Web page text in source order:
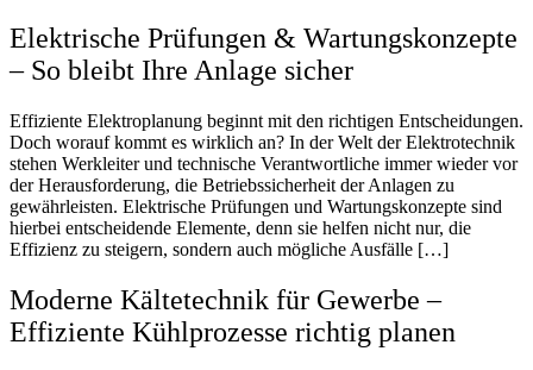
Elektrische Prüfungen & Wartungskonzepte
– So bleibt Ihre Anlage sicher
Effiziente Elektroplanung beginnt mit den richtigen Entscheidungen.
Doch worauf kommt es wirklich an? In der Welt der Elektrotechnik
stehen Werkleiter und technische Verantwortliche immer wieder vor
der Herausforderung, die Betriebssicherheit der Anlagen zu
gewährleisten. Elektrische Prüfungen und Wartungskonzepte sind
hierbei entscheidende Elemente, denn sie helfen nicht nur, die
Effizienz zu steigern, sondern auch mögliche Ausfälle […]
Moderne Kältetechnik für Gewerbe –
Effiziente Kühlprozesse richtig planen